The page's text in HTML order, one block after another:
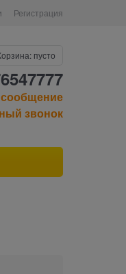
Регистрация
пусто
звонок